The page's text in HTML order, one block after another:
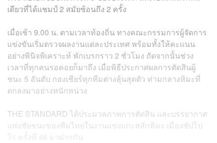
เดียวที่ได้แชมป์ 2 สมัยซ้อนถึง 2 ครั้ง
เมื่อเช้า 9.00 น. ตามเวลาท้องถิ่น ทางคณะกรรมการผู้จัดการ
แข่งขันเริ่มตรวจผลงานแต่ละประเทศ พร้อมทั้งให้คะแนน
อย่างพินิจพิเคราะห์ พักเบรกราว 2 ชั่วโมง ถัดจากนั้นช่วง
เวลาที่ทุกคนรอคอยก็มาถึง เมื่อพิธีประกาศผลการตัดสินผู้
ชนะ 5 อันดับ กองเชียร์ทุกทีมต่างลุ้นสุดตัว ท่ามกลางหิมะที่
ตกลงมาอย่างหนักหน่วง
THE STANDARD ได้ประมวลภาพการตัดสิน และบรรยากาศ
แห่งชัยชนะของทีมไทยในงานแข่งแกะสลักหิมะ เมืองซัปโป
โร ครั้งที่ 46 มาฝากกัน